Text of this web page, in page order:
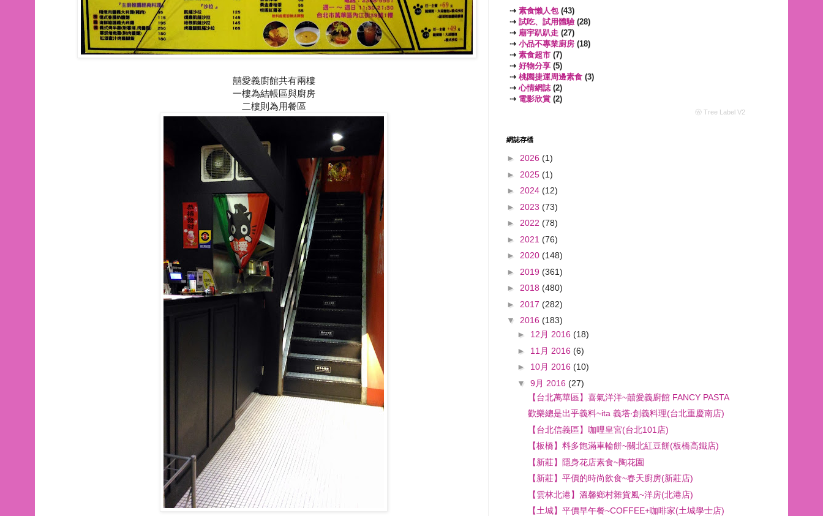
囍愛義廚館共有兩樓
一樓為結帳區與廚房
二樓則為用餐區
⇢ 素食懶人包(43)
⇢ 試吃、試用體驗(28)
⇢ 廟宇趴趴走 (27)
⇢ 小品不專業廚房 (18)
⇢ 素食超市 (7)
⇢ 好物分享 (5)
⇢ 桃園捷運周邊素食 (3)
⇢心情網誌 (2)
⇢ 電影欣賞 (2)
ⓦ Tree Label V2
網誌存檔
► 2026 (1)
► 2025 (1)
► 2024 (12)
► 2023 (73)
► 2022 (78)
► 2021 (76)
► 2020 (148)
► 2019 (361)
► 2018 (480)
► 2017 (282)
▼ 2016 (183)
► 12月 2016 (18)
► 11月 2016 (6)
► 10月 2016 (10)
▼ 9月 2016 (27)
【台北萬華區】喜氣洋洋~囍愛義廚館 FANCY PASTA
歡樂總是出乎義料~ita 義塔‧創義料理(台北重慶南店)
【台北信義區】咖哩皇宮(台北101店)
【板橋】料多飽滿車輪餅~關北紅豆餅(板橋高鐵店)
【新莊】隱身花店素食~陶花園
【新莊】平價的時尚飲食~春天廚房(新莊店)
【雲林北港】溫馨鄉村雜貨風~洋房(北港店)
【土城】平價早午餐~COFFEE+咖啡家(土城學士店)